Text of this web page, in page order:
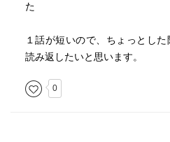
た
１話が短いので、ちょっとし
読み返したいと思います。
0